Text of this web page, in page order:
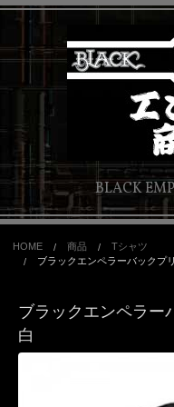
BLACK
HOME 商品
Tシャツ
ブラックエンペラーバックプ
ブラックエンペラー
白